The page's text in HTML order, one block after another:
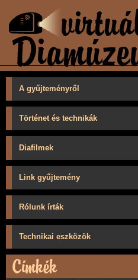
A gyűjteményről
Történet és technikák
Diafilmek
Link gyűjtemény
Rólunk írták
Technikai eszközök